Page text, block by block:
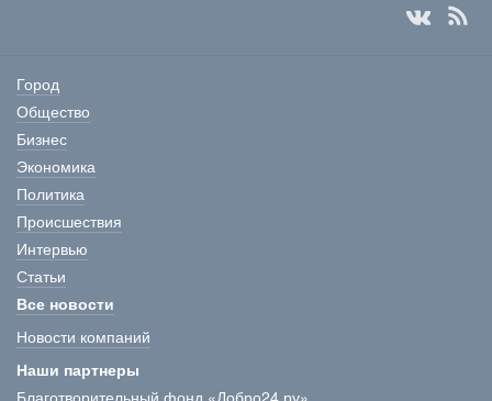
Город
Общество
Бизнес
Экономика
Политика
Происшествия
Интервью
Статьи
Все новости
Новости компаний
Наши партнеры
Благотворительный фонд «Добро24.ру»